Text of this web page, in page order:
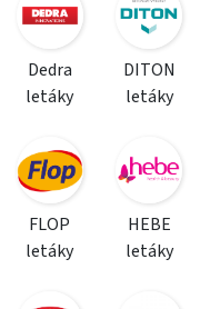
Dedra
letáky
DITON
letáky
FLOP
letáky
HEBE
letáky